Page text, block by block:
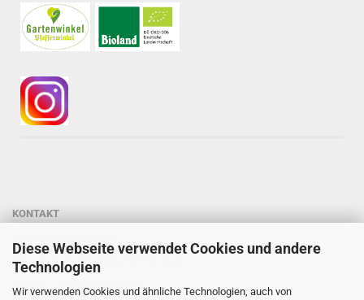
Diese Webseite verwendet Cookies und andere
Technologien
Wir verwenden Cookies und ähnliche Technologien, auch von
KONTAKT
Dipl.-Ing. Susanne Spatz-Behmenburg